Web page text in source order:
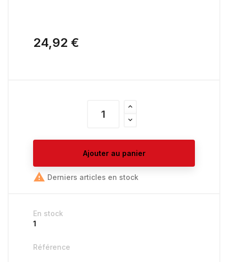
24,92 €
Ajouter au panier
 Derniers articles en stock
En stock
1
Référence